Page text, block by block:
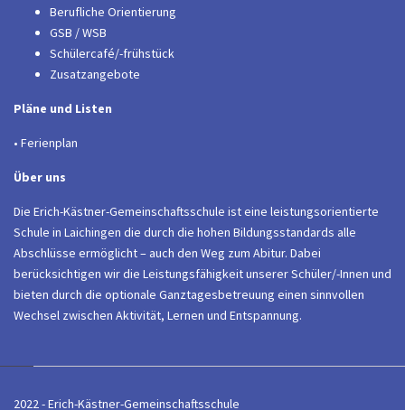
Berufliche Orientierung
GSB / WSB
Schülercafé/-frühstück
Zusatzangebote
Pläne und Listen
• Ferienplan
Über uns
Die Erich-Kästner-Gemeinschaftsschule ist eine leistungsorientierte
Schule in Laichingen die durch die hohen Bildungsstandards alle
Abschlüsse ermöglicht – auch den Weg zum Abitur. Dabei
berücksichtigen wir die Leistungsfähigkeit unserer Schüler/-Innen und
bieten durch die optionale Ganztagesbetreuung einen sinnvollen
Wechsel zwischen Aktivität, Lernen und Entspannung.
2022 - Erich-Kästner-Gemeinschaftsschule